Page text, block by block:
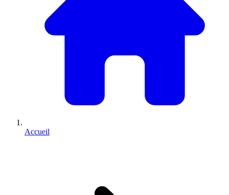
Accueil